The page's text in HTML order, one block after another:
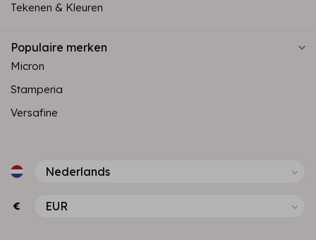
Tekenen & Kleuren
Populaire merken
Micron
Stamperia
Versafine
€